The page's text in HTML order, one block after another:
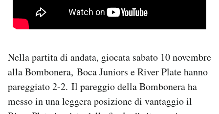
Nella partita di andata, giocata sabato 10 novembre
alla Bombonera, Boca Juniors e River Plate hanno
pareggiato 2-2. Il pareggio della Bombonera ha
messo in una leggera posizione di vantaggio il